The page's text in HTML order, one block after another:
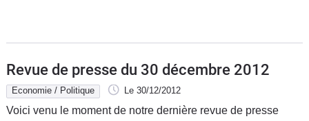
Revue de presse du 30 décembre 2012
Economie / Politique Le 30/12/2012
Voici venu le moment de notre dernière revue de presse